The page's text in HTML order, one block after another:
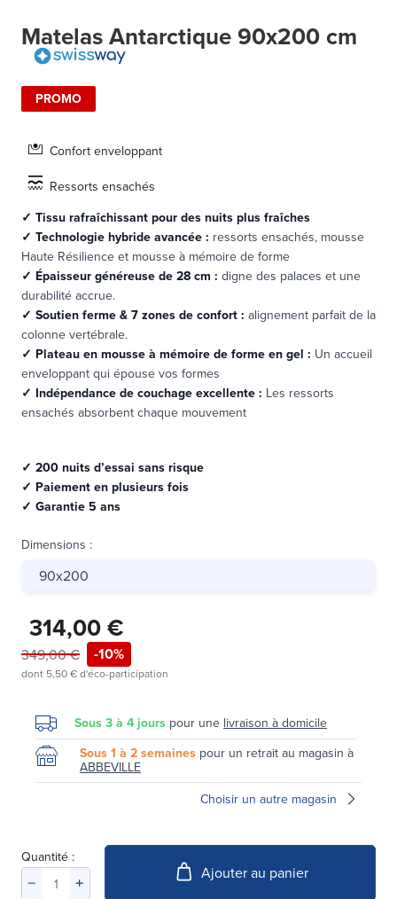
Matelas Antarctique 90x200 cm
PROMO
Confort enveloppant
Ressorts ensachés
✓ Tissu rafraîchissant pour des nuits plus fraîches
✓ Technologie hybride avancée : ressorts ensachés, mousse
Haute Résilience et mousse à mémoire de forme
✓ Épaisseur généreuse de 28 cm : digne des palaces et une
durabilité accrue.
✓ Soutien ferme & 7 zones de confort : alignement parfait de la
colonne vertébrale.
✓ Plateau en mousse à mémoire de forme en gel : Un accueil
enveloppant qui épouse vos formes
✓ Indépendance de couchage excellente : Les ressorts
ensachés absorbent chaque mouvement
✓ 200 nuits d’essai sans risque
✓ Paiement en plusieurs fois
✓ Garantie 5 ans
Dimensions :
90x200
314,00 €
349,00 € -10%
dont 5,50 €d'éco-participation
Sous 3 à 4 jours pour une livraison à domicile
Sous 1 à 2 semaines pour un retrait au magasin à
ABBEVILLE
Choisir un autre magasin
Quantité :
Ajouter au panier